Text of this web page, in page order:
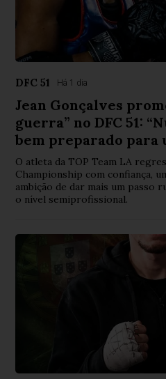
DFC 51 Há 1 dia
Jean Gonçalves
guerra” no DFC 51:
bem preparado para
O atleta da TOP Team LA
Championship com confiança,
ambição de dar mais um passo
o nível semiprofissional.